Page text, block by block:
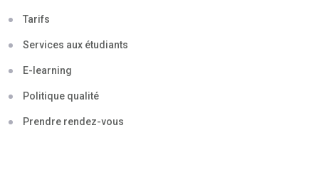
Tarifs
Services aux étudiants
E-learning
Politique qualité
Prendre rendez-vous